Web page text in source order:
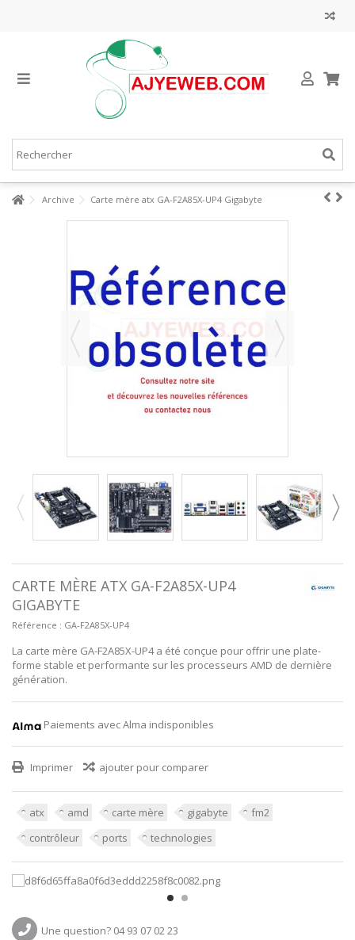
Archive Carte mère atx GA-F2A85X-UP4 Gigabyte
CARTE MÈRE ATX GA-F2A85X-UP4
GIGABYTE
Référence : GA-F2A85X-UP4
La carte mère GA-F2A85X-UP4 a été conçue pour offrir une plate-
forme stable et performante sur les processeurs AMD de dernière
génération.
Paiements avec Alma indisponibles
Imprimer ajouter pour comparer
atx amd carte mère gigabyte
fm2
contrôleur
ports technologies
Une question? 04 93 07 02 23